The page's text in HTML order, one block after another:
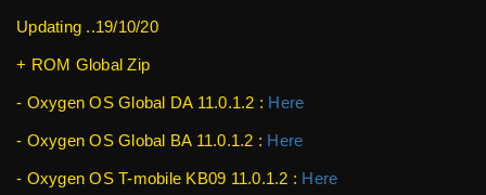
Updating ..19/10/20
+ ROM Global Zip
- Oxygen OS Global DA 11.0.1.2 : Here
- Oxygen OS Global BA 11.0.1.2 : Here
- Oxygen OS T-mobile KB09 11.0.1.2 : Here